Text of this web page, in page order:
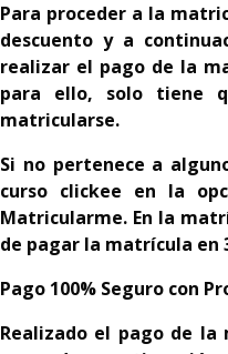
Para proceder a la
descuento y a
realizar el pago de la
para ello, solo tiene
matricularse.
Si no pertenece a
curso clickee en la
Matricularme. En la
de pagar la matrícula en
Pago 100% Seguro con
Realizado el pago de